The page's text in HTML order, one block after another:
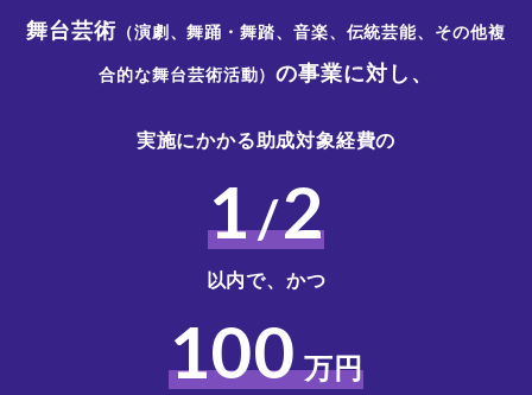
舞台芸術（演劇、舞踊・舞踏、音楽、伝統芸能、その他複
合的な舞台芸術活動）の事業に対し、
実施にかかる助成対象経費の
1/2
以内で、かつ
100 万円